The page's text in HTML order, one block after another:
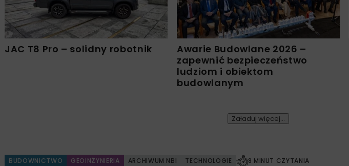
JAC T8 Pro – solidny robotnik
Awarie Budowlane 2026 –
zapewnić bezpieczeństwo
ludziom i obiektom
budowlanym
Załaduj więcej...
BUDOWNICTWO GEOINŻYNIERIA ARCHIWUM NBI TECHNOLOGIE 8 MINUT CZYTANIA